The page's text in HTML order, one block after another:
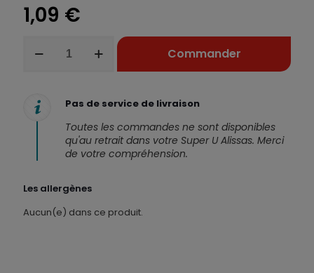
1,09 €
x10
Commander
Pas de service de livraison
Toutes les commandes ne sont disponibles
qu'au retrait dans votre Super U Alissas. Merci
de votre compréhension.
Les allergènes
Aucun(e) dans ce produit.